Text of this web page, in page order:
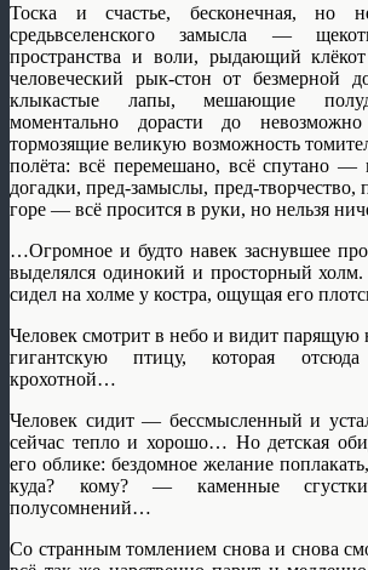
Тоска и счастье, бесконечная, но
средьвселенского замысла —
пространства и воли, рыдающий
человеческий рык-стон от безмерной
клыкастые лапы, мешающие
моментально дорасти до
тормозящие великую возможность
полёта: всё перемешано, всё спутано —
догадки, пред-замыслы, пред-творчество,
горе — всё просится в руки, но нельзя
…Огромное и будто навек заснувшее
выделялся одинокий и просторный
сидел на холме у костра, ощущая его
Человек смотрит в небо и видит парящую
гигантскую птицу, которая
крохотной…
Человек сидит — бессмысленный и
сейчас тепло и хорошо… Но детская
его облике: бездомное желание
куда? кому? — каменные
полусомнений…
Со странным томлением снова и снова